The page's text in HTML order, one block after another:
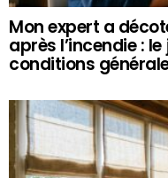
Mon expert a
après l’incendie :
conditions